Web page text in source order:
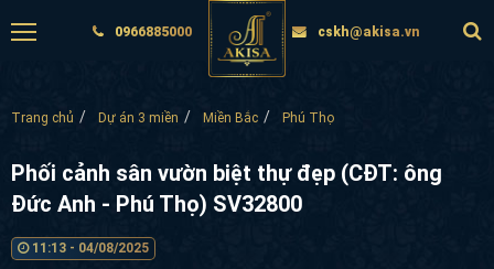
0966885000 cskh@akisa.vn
Trang chủ Dự án 3 miền Miền Bắc Phú Thọ
Phối cảnh sân vườn biệt thự đẹp (CĐT: ông
Đức Anh - Phú Thọ) SV32800
11:13 - 04/08/2025